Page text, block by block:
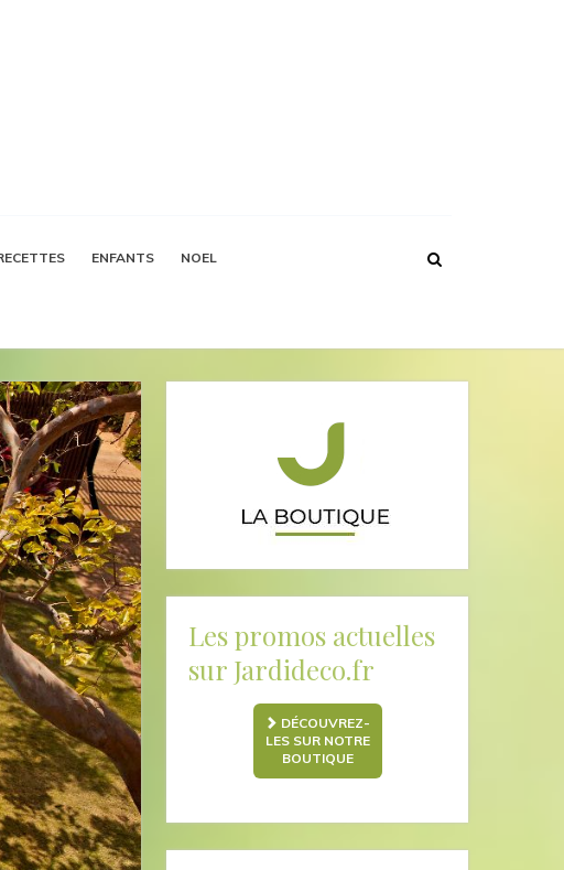
ENFANTS NOEL
Les promos actuelles
sur Jardideco.fr
DÉCOUVREZ-
LES SUR NOTRE
BOUTIQUE